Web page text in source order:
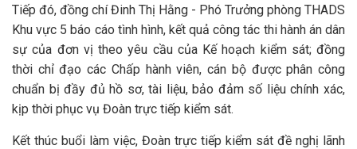
Tiếp đó, đồng chí Đinh Thị Hằng - Phó Trưởng phòng THADS
Khu vực 5 báo cáo tình hình, kết quả công tác thi hành án dân
sự của đơn vị theo yêu cầu của Kế hoạch kiểm sát; đồng
thời chỉ đạo các Chấp hành viên, cán bộ được phân công
chuẩn bị đầy đủ hồ sơ, tài liệu, bảo đảm số liệu chính xác,
kịp thời phục vụ Đoàn trực tiếp kiểm sát.
Kết thúc buổi làm việc, Đoàn trực tiếp kiểm sát đề nghị lãnh